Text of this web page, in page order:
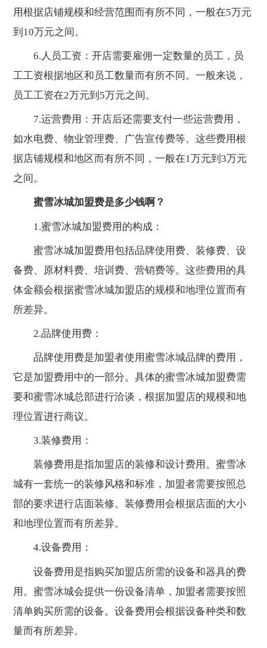
用根据店铺规模和经营范围而有所不同，一般在5万元
到10万元之间。
6.人员工资：开店需要雇佣一定数量的员工，员
工工资根据地区和员工数量而有所不同。一般来说，
员工工资在2万元到5万元之间。
7.运营费用：开店后还需要支付一些运营费用，
如水电费、物业管理费、广告宣传费等。这些费用根
据店铺规模和地区而有所不同，一般在1万元到3万元
之间。
蜜雪冰城加盟费是多少钱啊？
1.蜜雪冰城加盟费用的构成：
蜜雪冰城加盟费用包括品牌使用费、装修费、设
备费、原材料费、培训费、营销费等。这些费用的具
体金额会根据蜜雪冰城加盟店的规模和地理位置而有
所差异。
2.品牌使用费：
品牌使用费是加盟者使用蜜雪冰城品牌的费用，
它是加盟费用中的一部分。具体的蜜雪冰城加盟费需
要和蜜雪冰城总部进行洽谈，根据加盟店的规模和地
理位置进行商议。
3.装修费用：
装修费用是指加盟店的装修和设计费用。蜜雪冰
城有一套统一的装修风格和标准，加盟者需要按照总
部的要求进行店面装修。装修费用会根据店面的大小
和地理位置而有所差异。
4.设备费用：
设备费用是指购买加盟店所需的设备和器具的费
用。蜜雪冰城会提供一份设备清单，加盟者需要按照
清单购买所需的设备。设备费用会根据设备种类和数
量而有所差异。